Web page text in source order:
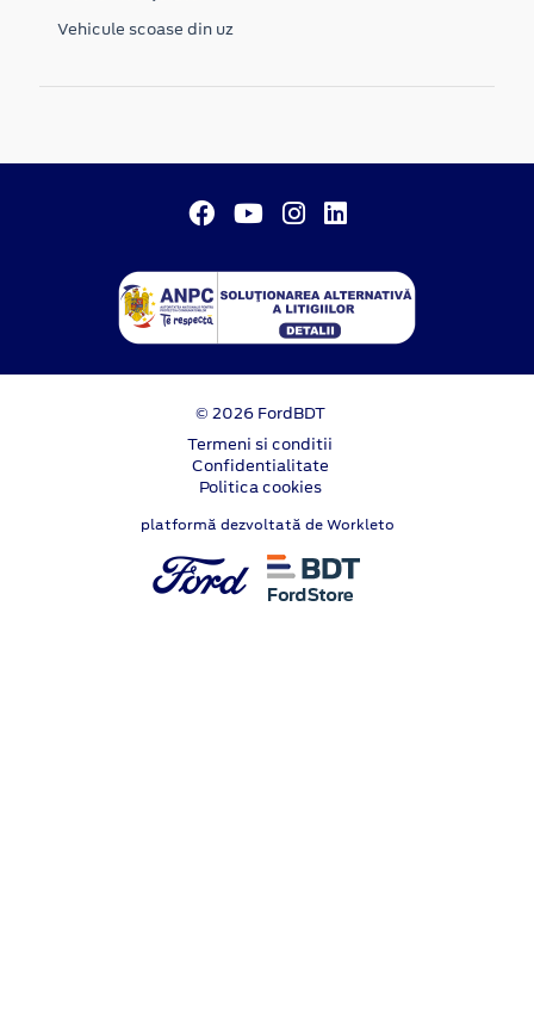
Vehicule scoase din uz
© 2026 FordBDT
Termeni si conditii
Confidentialitate
Politica cookies
platformă dezvoltată de Workleto